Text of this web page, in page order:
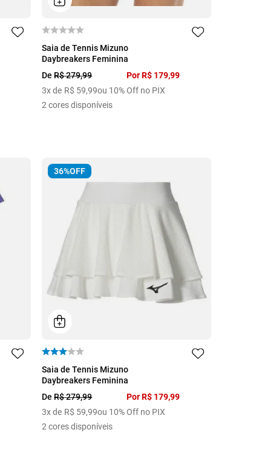
G
Saia de Tennis Mizuno
Daybreakers Feminina
DeR$279,99 PorR$ 179,99
3x de R$ 59,99ou 10% Off no PIX
2 cores disponíveis
36%OFF
G
Saia de Tennis Mizuno
Daybreakers Feminina
DeR$279,99 PorR$ 179,99
3x de R$ 59,99ou 10% Off no PIX
2 cores disponíveis